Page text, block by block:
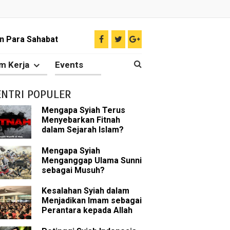
Para Sahabat
Ilmu Ghaib?
Nabi
Sunni
bin Affan
tentang Khalifah
Kerja Events
POPULER
Mengapa Syiah Terus
Menyebarkan Fitnah
dalam Sejarah Islam?
Mengapa Syiah
Menganggap Ulama Sunni
sebagai Musuh?
Kesalahan Syiah dalam
Menjadikan Imam sebagai
Perantara kepada Allah